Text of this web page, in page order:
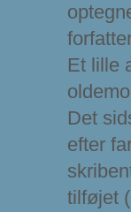
Et lille
Det
efter
tilføjet